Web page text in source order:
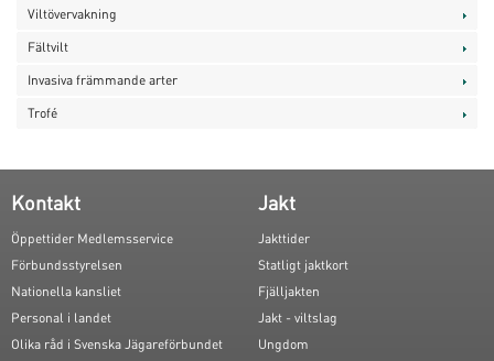
Viltövervakning
Fältvilt
Invasiva främmande arter
Trofé
Kontakt
Öppettider Medlemsservice
Förbundsstyrelsen
Nationella kansliet
Personal i landet
Olika råd i Svenska Jägareförbundet
Jakt
Jakttider
Statligt jaktkort
Fjälljakten
Jakt - viltslag
Ungdom